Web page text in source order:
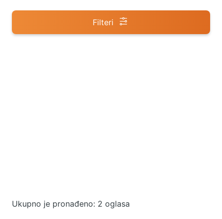
Filteri
Ukupno je pronađeno: 2 oglasa